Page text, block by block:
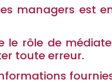
managers est
le rôle de
toute erreur.